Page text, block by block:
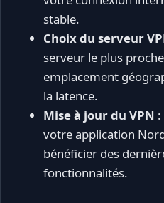
stable.
Choix du serveur
serveur le plus
emplacement
la latence.
Mise à jour du VPN
votre application
bénéficier des
fonctionnalités.